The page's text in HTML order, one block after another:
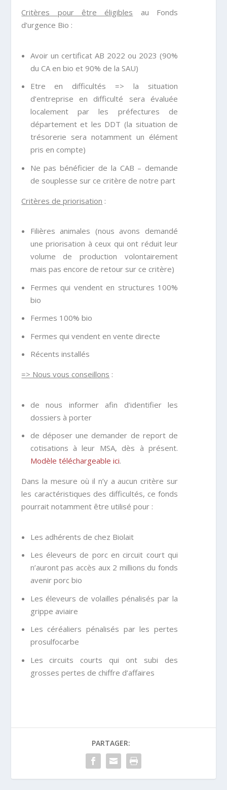
Critères pour être éligibles au Fonds
d’urgence Bio :
Avoir un certificat AB 2022 ou 2023 (90%
du CA en bio et 90% de la SAU)
Etre en difficultés => la situation
d’entreprise en difficulté sera évaluée
localement par les préfectures de
département et les DDT (la situation de
trésorerie sera notamment un élément
pris en compte)
Ne pas bénéficier de la CAB – demande
de souplesse sur ce critère de notre part
Critères de priorisation :
Filières animales (nous avons demandé
une priorisation à ceux qui ont réduit leur
volume de production volontairement
mais pas encore de retour sur ce critère)
Fermes qui vendent en structures 100%
bio
Fermes 100% bio
Fermes qui vendent en vente directe
Récents installés
=> Nous vous conseillons :
de nous informer afin d’identifier les
dossiers à porter
de déposer une demander de report de
cotisations à leur MSA, dès à présent.
Modèle téléchargeable ici.
Dans la mesure où il n’y a aucun critère sur
les caractéristiques des difficultés, ce fonds
pourrait notamment être utilisé pour :
Les adhérents de chez Biolait
Les éleveurs de porc en circuit court qui
n’auront pas accès aux 2 millions du fonds
avenir porc bio
Les éleveurs de volailles pénalisés par la
grippe aviaire
Les céréaliers pénalisés par les pertes
prosulfocarbe
Les circuits courts qui ont subi des
grosses pertes de chiffre d’affaires
PARTAGER: